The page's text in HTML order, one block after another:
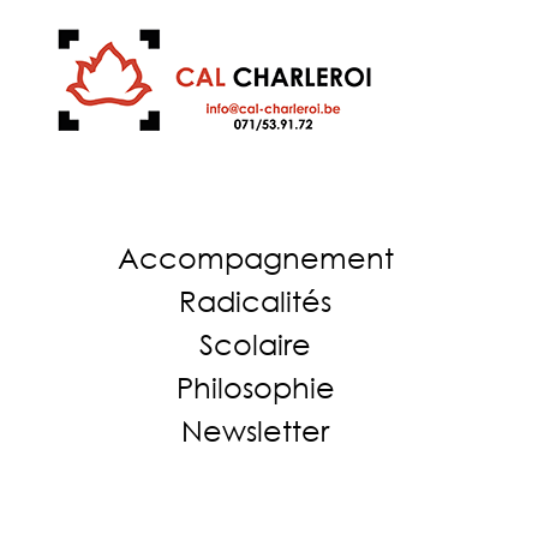
Accompagnement
Radicalités
Scolaire
Philosophie
Newsletter